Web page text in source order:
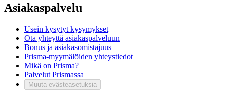
Asiakaspalvelu
Usein kysytyt kysymykset
Ota yhteyttä asiakaspalveluun
Bonus ja asiakasomistajuus
Prisma-myymälöiden yhteystiedot
Mikä on Prisma?
Palvelut Prismassa
Muuta evästeasetuksia